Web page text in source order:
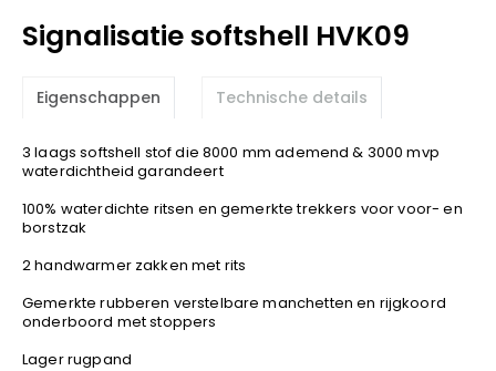
Promodoro
Safety Jogger
Sioen
Spiro
TowelCity
Signalisatie softshell HVK09
Eigenschappen Technische details
3 laags softshell stof die 8000 mm ademend & 3000 mvp
waterdichtheid garandeert
100% waterdichte ritsen en gemerkte trekkers voor voor- en
borstzak
2 handwarmer zakken met rits
Gemerkte rubberen verstelbare manchetten en rijgkoord
onderboord met stoppers
Lager rugpand